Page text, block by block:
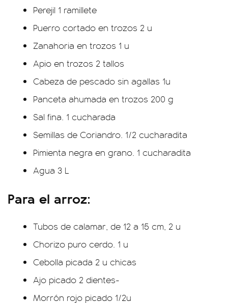
Perejil 1 ramillete
Puerro cortado en trozos 2 u
Zanahoria en trozos 1 u
Apio en trozos 2 tallos
Cabeza de pescado sin agallas 1u
Panceta ahumada en trozos 200 g
Sal fina. 1 cucharada
Semillas de Coriandro. 1/2 cucharadita
Pimienta negra en grano. 1 cucharadita
Agua 3 L
Para el arroz:
Tubos de calamar, de 12 a 15 cm, 2 u
Chorizo puro cerdo. 1 u
Cebolla picada 2 u chicas
Ajo picado 2 dientes-
Morrón rojo picado 1/2u